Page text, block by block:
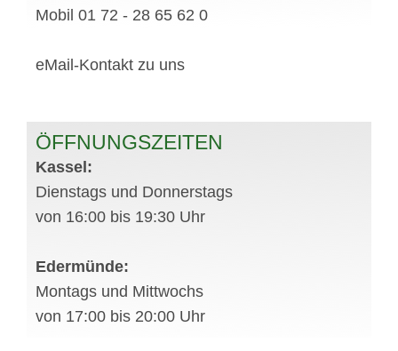
Mobil 01 72 - 28 65 62 0
eMail-Kontakt zu uns
ÖFFNUNGSZEITEN
Kassel:
Dienstags und Donnerstags
von 16:00 bis 19:30 Uhr
Edermünde:
Montags und Mittwochs
von 17:00 bis 20:00 Uhr